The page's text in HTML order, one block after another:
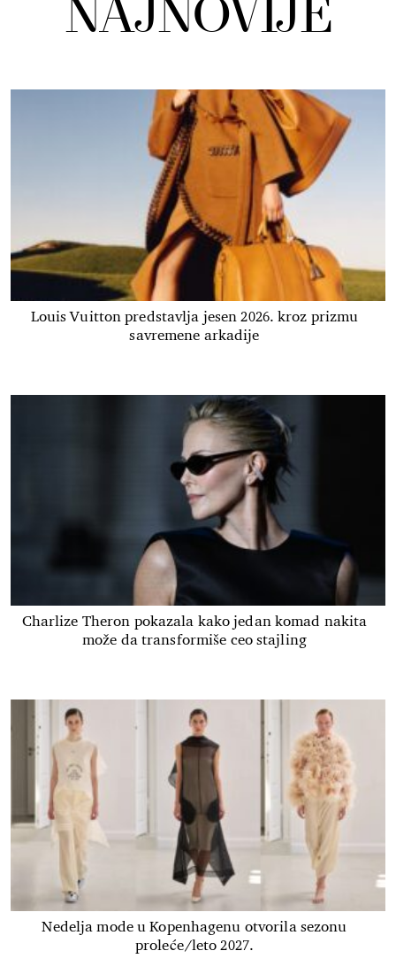
NAJNOVIJE
Louis Vuitton predstavlja jesen 2026. kroz prizmu
savremene arkadije
Charlize Theron pokazala kako jedan komad nakita
može da transformiše ceo stajling
Nedelja mode u Kopenhagenu otvorila sezonu
proleće/leto 2027.